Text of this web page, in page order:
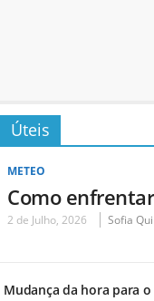
Úteis
METEO
Como
2 de Julho, 2026 Sofia
Mudança da hora para